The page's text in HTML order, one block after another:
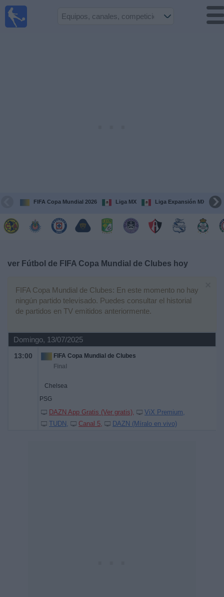
FIFA Copa Mundial 2026 Liga MX Liga Expansión MX
ver Fútbol de FIFA Copa Mundial de Clubes hoy
FIFA Copa Mundial de Clubes: En este momento no hay
ningún partido televisado. Puedes consultar el historial
de partidos en TV emitidos anteriormente.
Domingo, 13/07/2025
13:00
FIFA Copa Mundial de Clubes
Final
Chelsea
PSG
DAZN App Gratis (Ver gratis)
ViX Premium
TUDN
Canal 5 DAZN (Míralo en vivo)
Otros
Deportes
Noticias
Widget